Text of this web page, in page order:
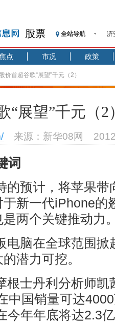
股票 全站导航
济
【
济
在
基
点 市况 政策
价首超谷歌“展望”千元（2）
“展望”千元（2
来源：新华08网
词
的预计，将苹果带
新一代iPhone的
两个关键推动力
电脑在全球范围掀
潜力可挖。
根士丹利分析师凯
中国销量可达
今年年底将达2.3